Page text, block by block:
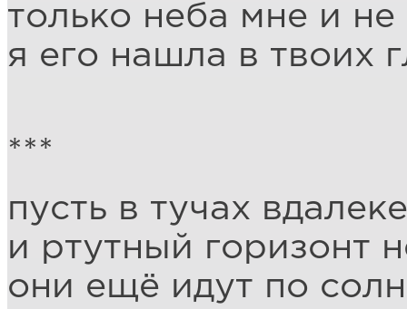
только неба мне и не
я его нашла в твоих
***
пусть в тучах
и ртутный горизонт
они ещё идут по